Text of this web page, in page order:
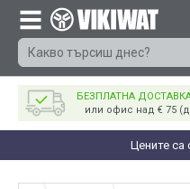
БЕЗПЛАТНА
или офис над € 75
Цените